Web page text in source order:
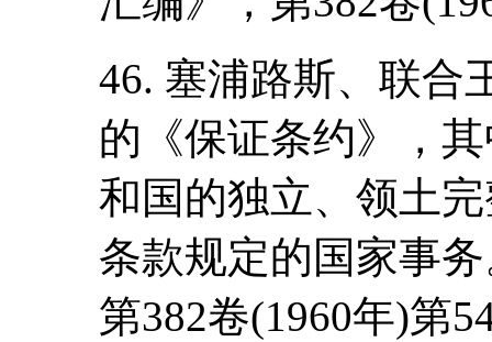
46. 塞浦路斯、联合
的《保证条约》，
和国的独立、领土
条款规定的国家事
第382卷(1960年)第